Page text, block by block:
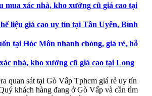
mua xác nhà, kho xưởng cũ giá cao tại
liệu giá cao uy tín tại Tân Uyên, Bình
tại Hóc Môn nhanh chóng, giá rẻ, hỗ
nhà, kho xưởng cũ giá cao tại Long
quan sát tại Gò Vấp Tphcm giá rẻ uy tín
khách hàng đang ở Gò Vấp và cần tìm